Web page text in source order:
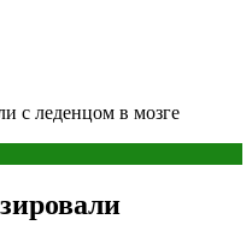
с леденцом в мозге